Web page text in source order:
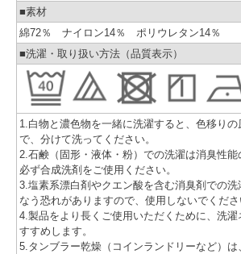
■素材
綿72％ ナイロン14％ ポリウレタン14％
■洗濯・取り扱い方法（品質表示）
1.白物と濃色物を一緒に洗濯すると、色移り
で、分けて洗ってください。
2.石鹸（固形・液体・粉）での洗濯は消臭性能
必ず合成洗剤をご使用ください。
3.塩素系漂白剤やクエン酸を含む消臭剤での
なう恐れがありますので、使用しないでくださ
4.製品をより長くご使用いただくために、洗
すすめします。
5.タンブラー乾燥（コインランドリーなど）